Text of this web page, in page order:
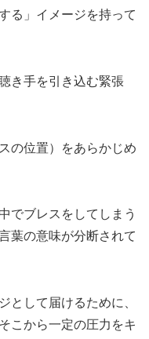
る」イメージを持って
き手を引き込む緊張
の位置）をあらかじめ
でブレスをしてしまう
葉の意味が分断されて
として届けるために、
こから一定の圧力をキ